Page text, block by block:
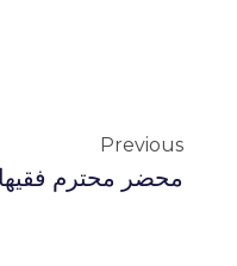
Previous